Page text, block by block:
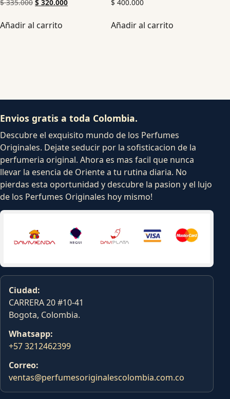
$335.000 $ 320.000
Añadir al carrito
$ 400.000
Añadir al carrito
Envios gratis a toda Colombia.
Descubre el exquisito mundo de los Perfumes
Originales. Dejate seducir por la sofisticacion de la
perfumeria original. Ahora es mas facil que nunca
llevar la esencia de Oriente a tu rutina diaria. No
pierdas esta oportunidad y descubre la pasion y el lujo
de los Perfumes Originales hoy mismo!
Ciudad:
CARRERA 20 #10-41
Bogota, Colombia.
Whatsapp:
+57 3212462399
Correo:
ventas@perfumesoriginalescolombia.com.co